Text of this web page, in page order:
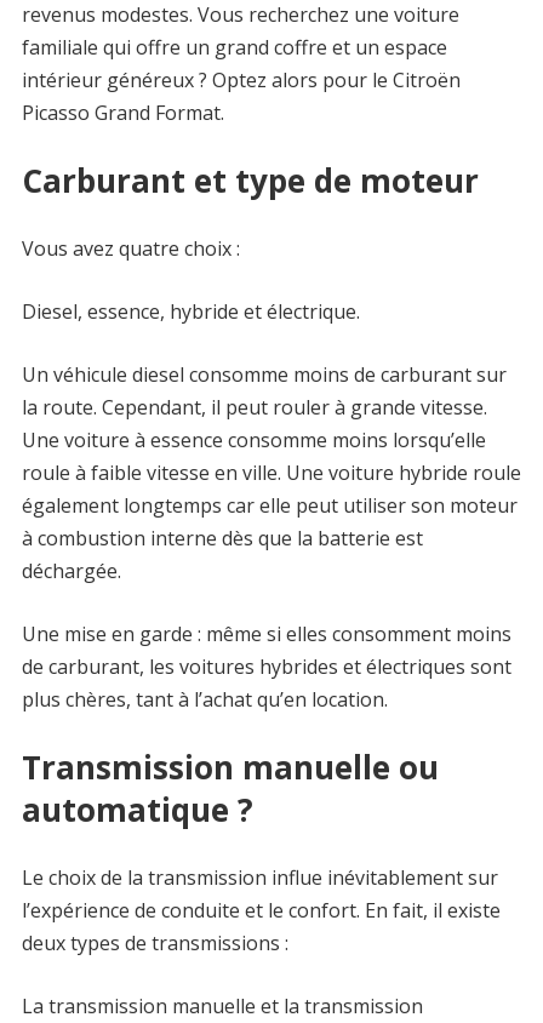
revenus modestes. Vous recherchez une voiture
familiale qui offre un grand coffre et un espace
intérieur généreux ? Optez alors pour le Citroën
Picasso Grand Format.
Carburant et type de moteur
Vous avez quatre choix :
Diesel, essence, hybride et électrique.
Un véhicule diesel consomme moins de carburant sur
la route. Cependant, il peut rouler à grande vitesse.
Une voiture à essence consomme moins lorsqu’elle
roule à faible vitesse en ville. Une voiture hybride roule
également longtemps car elle peut utiliser son moteur
à combustion interne dès que la batterie est
déchargée.
Une mise en garde : même si elles consomment moins
de carburant, les voitures hybrides et électriques sont
plus chères, tant à l’achat qu’en location.
Transmission manuelle ou
automatique ?
Le choix de la transmission influe inévitablement sur
l’expérience de conduite et le confort. En fait, il existe
deux types de transmissions :
La transmission manuelle et la transmission